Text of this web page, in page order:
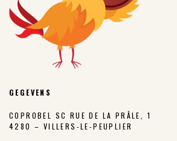
GEGEVENS
COPROBEL SC RUE DE LA PRÂLE, 1
4280 – VILLERS-LE-PEUPLIER